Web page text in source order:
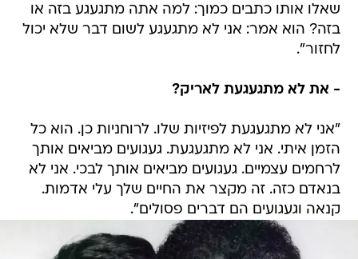
שאלו אותו כתבים כמוך: למה אתה מתגעגע בזה או
בזה? הוא אמר: אני לא מתגעגע לשום דבר שלא יכול
לחזור".
- את לא מתגעגעת לאריק?
"אני לא מתגעגעת לפיזיות שלו. לרוחניות כן. הוא כל
הזמן איתי. אני לא מתגעגעת. געגועים מביאים אותך
לרחמים עצמיים. געגועים מביאים אותך לבכי. אני לא
בנאדם כזה. זה מקצר את החיים שלך עלי אדמות.
קנאה וגעגועים הם דברים פסולים".